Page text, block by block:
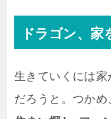
ドラゴン、
生きていくには
だろうと。つか